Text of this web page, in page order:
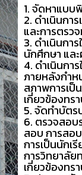
1. จัดหาแบบ
2. ดำเนินกา
และการตรว
3. ดำเนินกา
นักศึกษา แล
4. ดำเนินกา
ภายหลังกำห
สภาพการเป็
เกี่ยวข้องทร
5. จัดทำบัตร
6. ตรวจสอบ
สอบ การสอ
การเป็นนักเ
การวิทยาลัย
เกี่ยวข้องท